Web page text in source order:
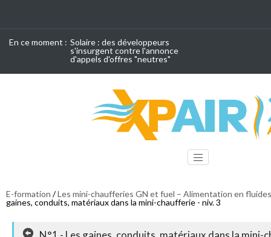
En ce moment : Solaire : des développeurs
s'insurgent contre l'annonce
d'appels d'offres "neutres"
E-formation /Les mini-chaufferies GN et fuel – Alimentation en
gaines, conduits, matériaux dans la mini-chaufferie - niv. 3